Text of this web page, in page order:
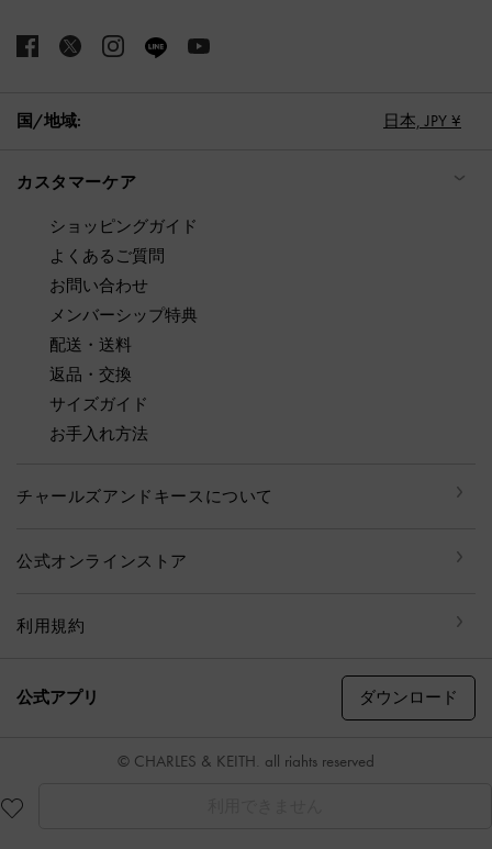
国/地域: 日本, JPY ¥
カスタマーケア
ショッピングガイド
よくあるご質問
お問い合わせ
メンバーシップ特典
配送・送料
返品・交換
サイズガイド
お手入れ方法
チャールズアンドキースについて
公式オンラインストア
利用規約
公式アプリ ダウンロード
© CHARLES & KEITH, all rights reserved